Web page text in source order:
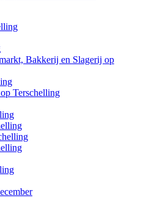
Bakkerij en Slagerij op
Terschelling